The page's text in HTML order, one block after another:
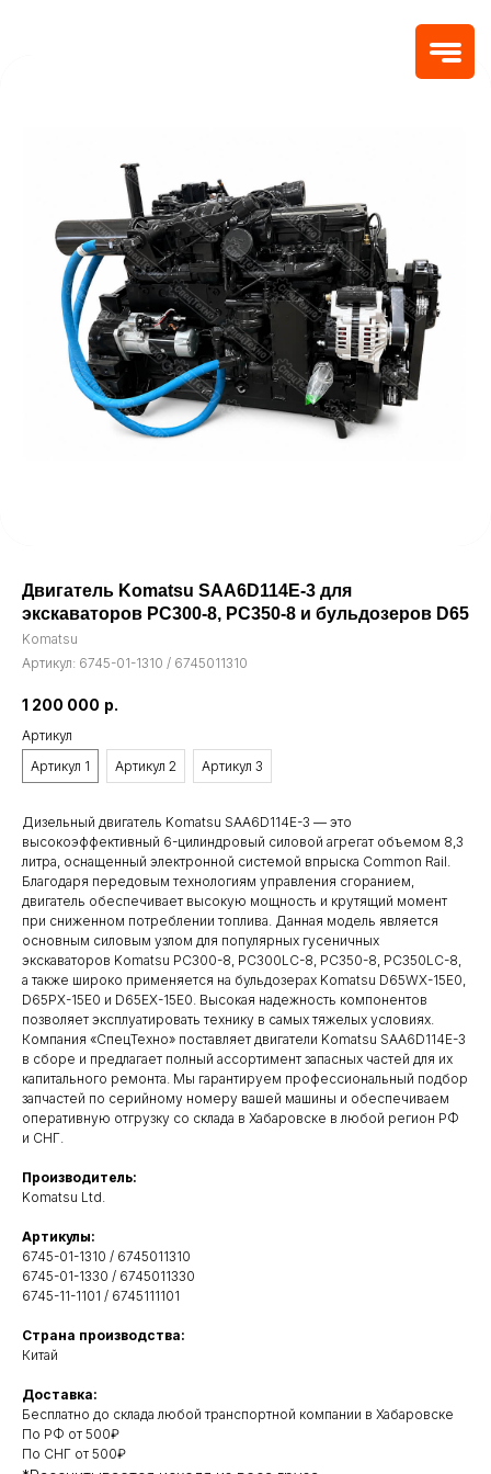
Двигатель Komatsu SAA6D114E-3 для
экскаваторов PC300-8, PC350-8 и бульдозеров D65
Komatsu
Артикул: 6745-01-1310 / 6745011310
1 200 000 р.
Артикул
Артикул 1
Артикул 2 Артикул 3
Дизельный двигатель Komatsu SAA6D114E-3 — это
высокоэффективный 6-цилиндровый силовой агрегат объемом 8,3
литра, оснащенный электронной системой впрыска Common Rail.
Благодаря передовым технологиям управления сгоранием,
двигатель обеспечивает высокую мощность и крутящий момент
при сниженном потреблении топлива. Данная модель является
основным силовым узлом для популярных гусеничных
экскаваторов Komatsu PC300-8, PC300LC-8, PC350-8, PC350LC-8,
а также широко применяется на бульдозерах Komatsu D65WX-15E0,
D65PX-15E0 и D65EX-15E0. Высокая надежность компонентов
позволяет эксплуатировать технику в самых тяжелых условиях.
Компания «СпецТехно» поставляет двигатели Komatsu SAA6D114E-3
в сборе и предлагает полный ассортимент запасных частей для их
капитального ремонта. Мы гарантируем профессиональный подбор
запчастей по серийному номеру вашей машины и обеспечиваем
оперативную отгрузку со склада в Хабаровске в любой регион РФ
и СНГ.
Производитель:
Komatsu Ltd.
Артикулы:
6745-01-1310 / 6745011310
6745-01-1330 / 6745011330
6745-11-1101 / 6745111101
Страна производства:
Китай
Доставка:
Бесплатно до склада любой транспортной компании в Хабаровске
По РФ от 500₽
По СНГ от 500₽
Свяжитесь с нами
удобнымспособом
ОСТАВИТЬ ЗАЯВКУ НА ЗВОНОК